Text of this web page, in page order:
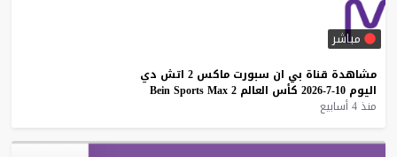
مباشر
مشاهدة قناة بي ان سبورت ماكس 2 اتش دي
اليوم 10-7-2026 كأس العالم Bein Sports Max 2
منذ 4 أسابيع